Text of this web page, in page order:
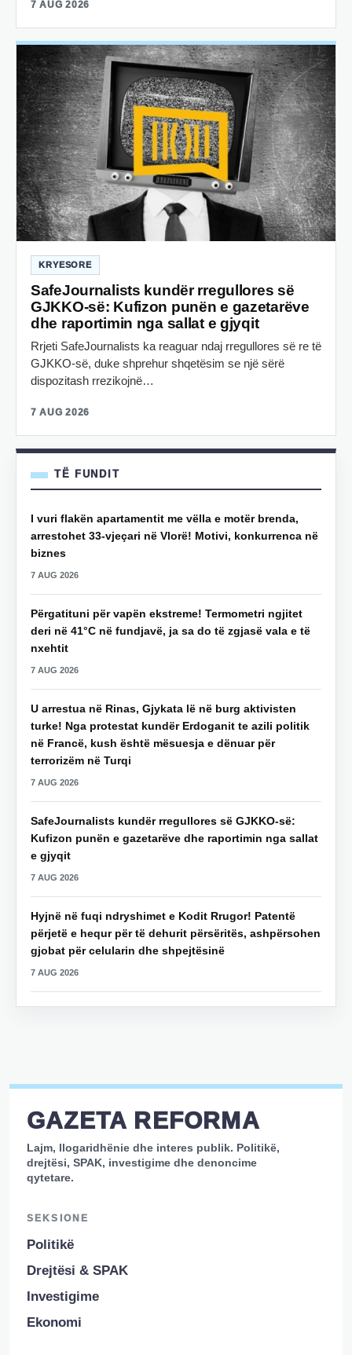
7 AUG 2026
KRYESORE
SafeJournalists kundër rregullores së
GJKKO-së: Kufizon punën e gazetarëve
dhe raportimin nga sallat e gjyqit
Rrjeti SafeJournalists ka reaguar ndaj rregullores së re të
GJKKO-së, duke shprehur shqetësim se një sërë
dispozitash rrezikojnë…
7 AUG 2026
TË FUNDIT
I vuri flakën apartamentit me vëlla e motër brenda,
arrestohet 33-vjeçari në Vlorë! Motivi, konkurrenca në
biznes
7 AUG 2026
Përgatituni për vapën ekstreme! Termometri ngjitet
deri në 41°C në fundjavë, ja sa do të zgjasë vala e të
nxehtit
7 AUG 2026
U arrestua në Rinas, Gjykata lë në burg aktivisten
turke! Nga protestat kundër Erdoganit te azili politik
në Francë, kush është mësuesja e dënuar për
terrorizëm në Turqi
7 AUG 2026
SafeJournalists kundër rregullores së GJKKO-së:
Kufizon punën e gazetarëve dhe raportimin nga sallat
e gjyqit
7 AUG 2026
Hyjnë në fuqi ndryshimet e Kodit Rrugor! Patentë
përjetë e hequr për të dehurit përsëritës, ashpërsohen
gjobat për celularin dhe shpejtësinë
7 AUG 2026
GAZETA REFORMA
Lajm, llogaridhënie dhe interes publik. Politikë,
drejtësi, SPAK, investigime dhe denoncime
qytetare.
SEKSIONE
Politikë
Drejtësi & SPAK
Investigime
Ekonomi